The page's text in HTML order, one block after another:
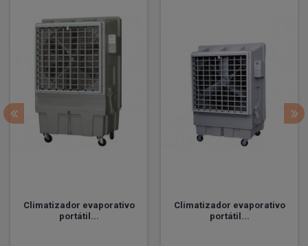
Climatizador evaporativo
portátil...
Climatizador evaporativo
portátil...